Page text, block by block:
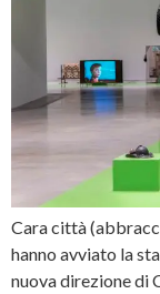
Cara città
hanno avviato la
nuova direzione di